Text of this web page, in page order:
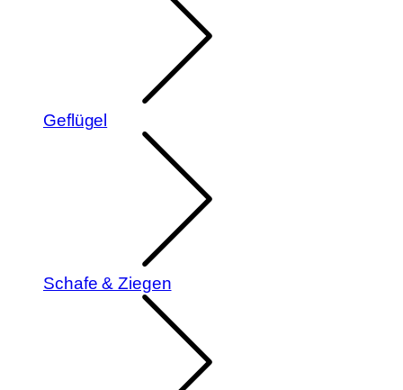
Geflügel
Schafe & Ziegen